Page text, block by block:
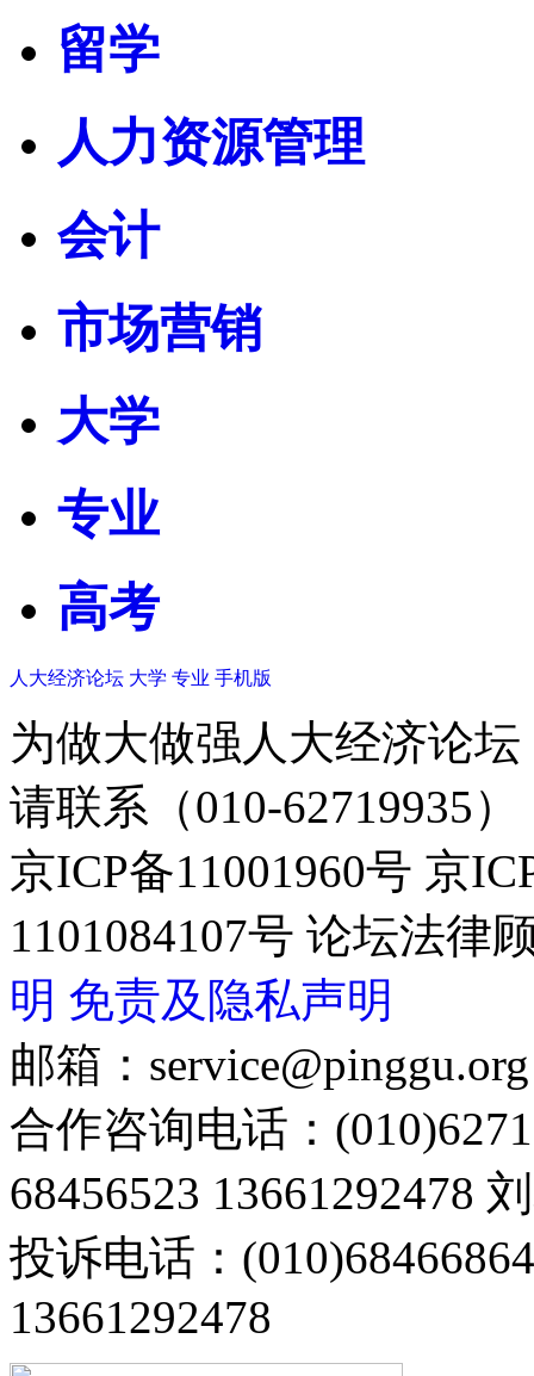
留学
人力资源管理
会计
市场营销
大学
专业
高考
人大经济论坛 大学 专业 手机版
为做大做强人大经济论
请联系（010-62719935）
京ICP备11001960号 京
1101084107号 论坛法律
明 免责及隐私声明
邮箱：service@pinggu.org
合作咨询电话：
68456523 13661292478
投诉电话：
13661292478